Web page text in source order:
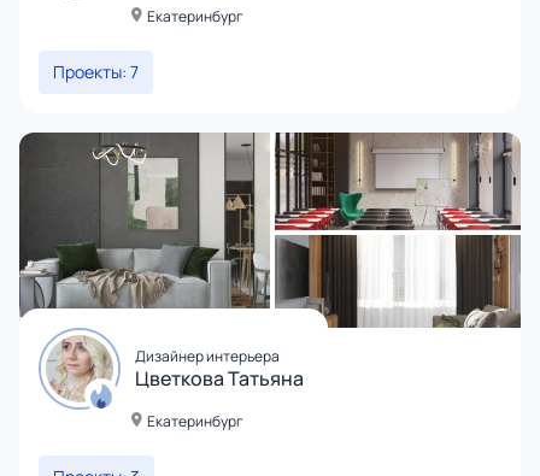
Екатеринбург
Проекты: 7
Дизайнер интерьера
Цветкова Татьяна
Екатеринбург